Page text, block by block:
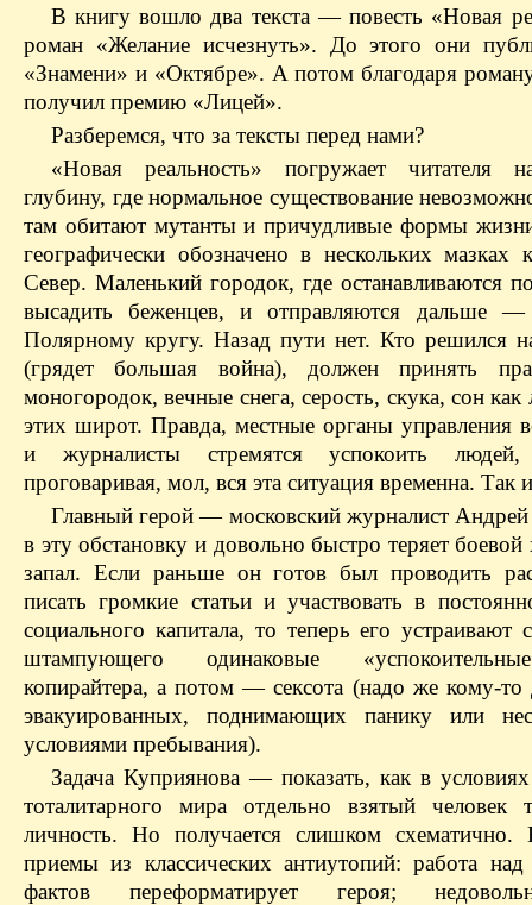
В книгу вошло два текста — повесть «Новая
роман «Желание исчезнуть». До этого они
«Знамени» и «Октябре». А потом благодаря
получил премию «Лицей».
Разберемся, что за тексты перед нами?
«Новая реальность» погружает читателя
глубину, где нормальное существование
там обитают мутанты и причудливые формы
географически обозначено в нескольких мазках
Север. Маленький городок, где останавливаются
высадить беженцев, и отправляются дальше
Полярному кругу. Назад пути нет. Кто решился
(грядет большая война), должен принять
моногородок, вечные снега, серость, скука, сон как
этих широт. Правда, местные органы управления
и журналисты стремятся успокоить людей,
проговаривая, мол, вся эта ситуация временна. Так
Главный герой — московский журналист
в эту обстановку и довольно быстро теряет боевой
запал. Если раньше он готов был проводить
писать громкие статьи и участвовать в
социального капитала, то теперь его устраивают
штампующего одинаковые
копирайтера, а потом — сексота (надо же кому-то
эвакуированных, поднимающих панику или
условиями пребывания).
Задача Куприянова — показать, как в
тоталитарного мира отдельно взятый человек
личность. Но получается слишком
приемы из классических антиутопий: работа над
фактов переформатирует героя;